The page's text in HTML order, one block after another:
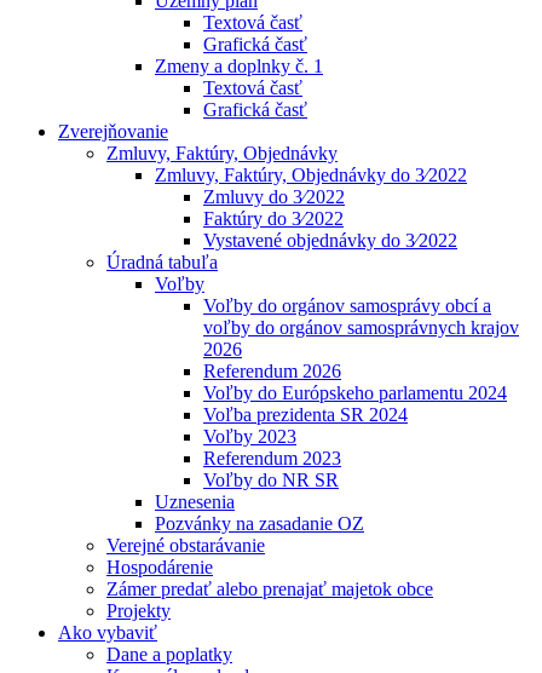
Textová časť
Grafická časť
Zmeny a doplnky č. 1
Textová časť
Grafická časť
Zverejňovanie
Zmluvy, Faktúry, Objednávky
Zmluvy, Faktúry, Objednávky do 3⁄2022
Zmluvy do 3⁄2022
Faktúry do 3⁄2022
Vystavené objednávky do 3⁄2022
Úradná tabuľa
Voľby
Voľby do orgánov samosprávy obcí a
voľby do orgánov samosprávnych krajov
2026
Referendum 2026
Voľby do Európskeho parlamentu 2024
Voľba prezidenta SR 2024
Voľby 2023
Referendum 2023
Voľby do NR SR
Uznesenia
Pozvánky na zasadanie OZ
Verejné obstarávanie
Hospodárenie
Zámer predať alebo prenajať majetok obce
Projekty
Ako vybaviť
Dane a poplatky